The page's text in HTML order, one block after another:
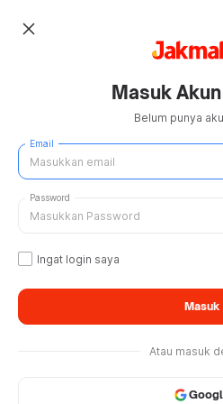
close
Masuk
Belum punya
Email
Password
Ingat login saya
Masuk
Atau masuk